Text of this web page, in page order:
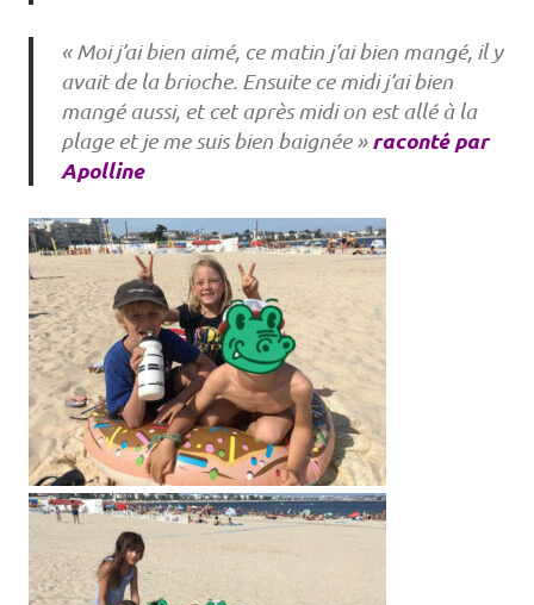
« Moi j’ai bien aimé, ce matin j’ai bien mangé, il y
avait de la brioche. Ensuite ce midi j’ai bien
mangé aussi, et cet après midi on est allé à la
plage et je me suis bien baignée »raconté par
Apolline